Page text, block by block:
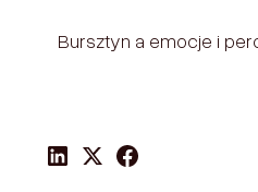
Bursztyn a emocje i